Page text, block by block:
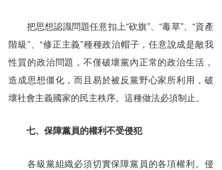
把思想認識問題任意扣上“砍旗”、“毒草”、“資產
階級”、“修正主義”種種政治帽子，任意說成是敵我
性質的政治問題，不僅破壞黨內正常的政治生活，
造成思想僵化，而且易於被反黨野心家所利用，破
壞社會主義國家的民主秩序。這種做法必須制止。
七、保障黨員的權利不受侵犯
各級黨組織必須切實保障黨員的各項權利。侵